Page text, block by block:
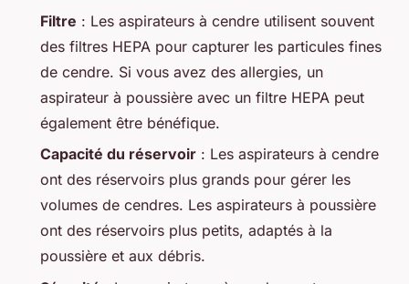
Filtre : Les aspirateurs à cendre utilisent souvent
des filtres HEPA pour capturer les particules fines
de cendre. Si vous avez des allergies, un
aspirateur à poussière avec un filtre HEPA peut
également être bénéfique.
Capacité du réservoir : Les aspirateurs à cendre
ont des réservoirs plus grands pour gérer les
volumes de cendres. Les aspirateurs à poussière
ont des réservoirs plus petits, adaptés à la
poussière et aux débris.